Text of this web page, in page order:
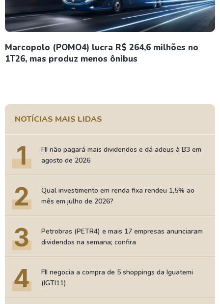
Marcopolo (POMO4) lucra R$ 264,6 milhões no
1T26, mas produz menos ônibus
NOTÍCIAS MAIS LIDAS
1
FII não pagará mais dividendos e dá adeus à B3 em
agosto de 2026
2
Qual investimento em renda fixa rendeu 1,5% ao
mês em julho de 2026?
3
Petrobras (PETR4) e mais 17 empresas anunciaram
dividendos na semana; confira
4
FII negocia a compra de 5 shoppings da Iguatemi
(IGTI11)